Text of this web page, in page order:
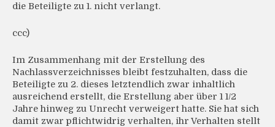
die Beteiligte zu 1. nicht verlangt.
ccc)
Im Zusammenhang mit der Erstellung des
Nachlassverzeichnisses bleibt festzuhalten, dass die
Beteiligte zu 2. dieses letztendlich zwar inhaltlich
ausreichend erstellt, die Erstellung aber über 1 1/2
Jahre hinweg zu Unrecht verweigert hatte. Sie hat sich
damit zwar pflichtwidrig verhalten, ihr Verhalten stellt